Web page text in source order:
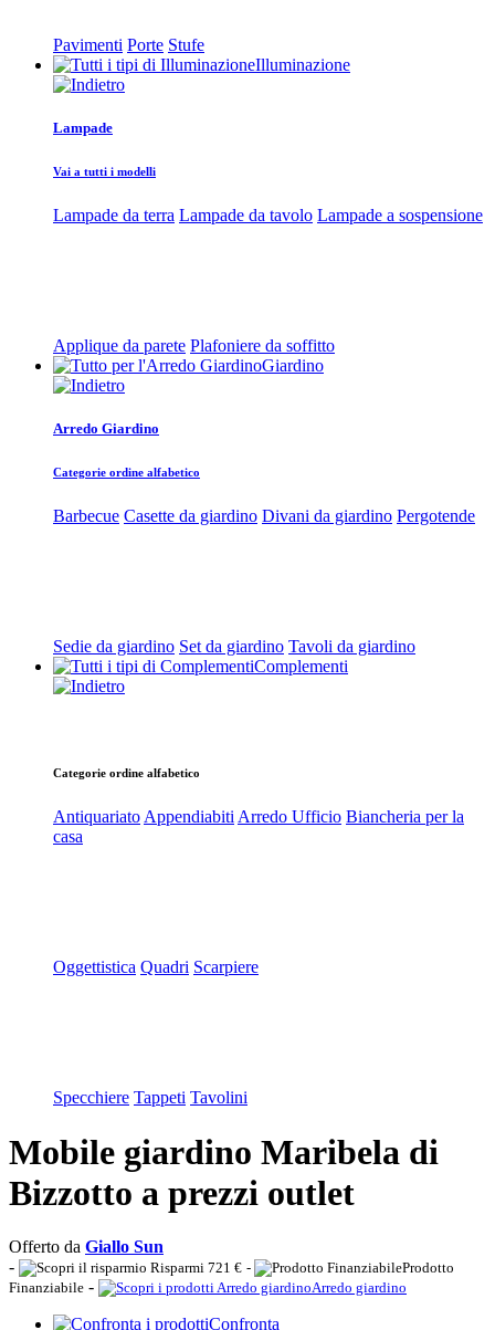
Pavimenti Porte Stufe
Illuminazione
Lampade
Vai a tutti i modelli
Lampade da terra Lampade da tavolo Lampade a sospensione
Applique da parete Plafoniere da soffitto
Giardino
Arredo Giardino
Categorie ordine alfabetico
Barbecue Casette da giardino Divani da giardino Pergotende
Sedie da giardino Set da giardino Tavoli da giardino
Complementi
Categorie ordine alfabetico
Antiquariato Appendiabiti Arredo Ufficio Biancheria per la
casa
Oggettistica Quadri Scarpiere
Specchiere Tappeti Tavolini
Mobile giardino Maribela di
Bizzotto a prezzi outlet
Offerto da Giallo Sun
-
Risparmi 721 € -
Prodotto
Finanziabile - Arredo giardino
Confronta